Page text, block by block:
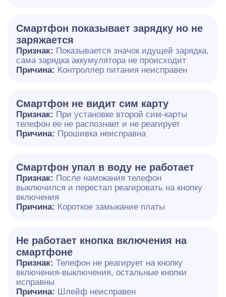
Смартфон показывает зарядку но не
заряжается
Признак: Показывается значок идущей зарядка,
сама зарядка аккумулятора не происходит
Причина: Контроллер питания неисправен
Смартфон не видит сим карту
Признак: При установке второй сим-карты
телефон ее не распознает и не реагирует
Причина: Прошивка неисправна
Смартфон упал в воду не работает
Признак: После намокания телефон
выключился и перестал реагировать на кнопку
включения
Причина: Короткое замыкание платы
Не работает кнопка включения на
смартфоне
Признак: Телефон не реагирует на кнопку
включения-выключения, остальные кнопки
исправны
Причина: Шлейф неисправен